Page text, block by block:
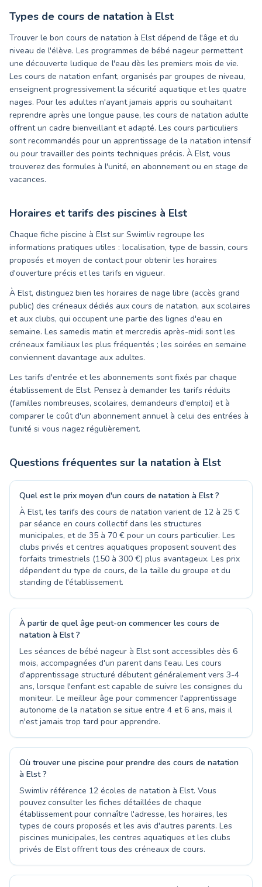
Types de cours de natation à Elst
Trouver le bon cours de natation à Elst dépend de l'âge et du
niveau de l'élève. Les programmes de bébé nageur permettent
une découverte ludique de l'eau dès les premiers mois de vie.
Les cours de natation enfant, organisés par groupes de niveau,
enseignent progressivement la sécurité aquatique et les quatre
nages. Pour les adultes n'ayant jamais appris ou souhaitant
reprendre après une longue pause, les cours de natation adulte
offrent un cadre bienveillant et adapté. Les cours particuliers
sont recommandés pour un apprentissage de la natation intensif
ou pour travailler des points techniques précis. À Elst, vous
trouverez des formules à l'unité, en abonnement ou en stage de
vacances.
Horaires et tarifs des piscines à Elst
Chaque fiche piscine à Elst sur Swimliv regroupe les
informations pratiques utiles : localisation, type de bassin, cours
proposés et moyen de contact pour obtenir les horaires
d'ouverture précis et les tarifs en vigueur.
À Elst, distinguez bien les horaires de nage libre (accès grand
public) des créneaux dédiés aux cours de natation, aux scolaires
et aux clubs, qui occupent une partie des lignes d'eau en
semaine. Les samedis matin et mercredis après-midi sont les
créneaux familiaux les plus fréquentés ; les soirées en semaine
conviennent davantage aux adultes.
Les tarifs d'entrée et les abonnements sont fixés par chaque
établissement de Elst. Pensez à demander les tarifs réduits
(familles nombreuses, scolaires, demandeurs d'emploi) et à
comparer le coût d'un abonnement annuel à celui des entrées à
l'unité si vous nagez régulièrement.
Questions fréquentes sur la natation à Elst
Quel est le prix moyen d'un cours de natation à Elst ?
À Elst, les tarifs des cours de natation varient de 12 à 25 €
par séance en cours collectif dans les structures
municipales, et de 35 à 70 € pour un cours particulier. Les
clubs privés et centres aquatiques proposent souvent des
forfaits trimestriels (150 à 300 €) plus avantageux. Les prix
dépendent du type de cours, de la taille du groupe et du
standing de l'établissement.
À partir de quel âge peut-on commencer les cours de
natation à Elst ?
Les séances de bébé nageur à Elst sont accessibles dès 6
mois, accompagnées d'un parent dans l'eau. Les cours
d'apprentissage structuré débutent généralement vers 3-4
ans, lorsque l'enfant est capable de suivre les consignes du
moniteur. Le meilleur âge pour commencer l'apprentissage
autonome de la natation se situe entre 4 et 6 ans, mais il
n'est jamais trop tard pour apprendre.
Où trouver une piscine pour prendre des cours de natation
à Elst ?
Swimliv référence 12 écoles de natation à Elst. Vous
pouvez consulter les fiches détaillées de chaque
établissement pour connaître l'adresse, les horaires, les
types de cours proposés et les avis d'autres parents. Les
piscines municipales, les centres aquatiques et les clubs
privés de Elst offrent tous des créneaux de cours.